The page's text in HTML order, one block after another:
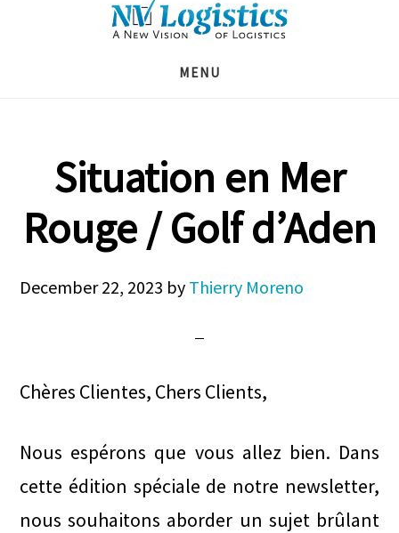
MENU
Situation en Mer
Rouge / Golf d’Aden
December 22, 2023 by Thierry Moreno
Chères Clientes, Chers Clients,
Nous espérons que vous allez bien. Dans
cette édition spéciale de notre newsletter,
nous souhaitons aborder un sujet brûlant